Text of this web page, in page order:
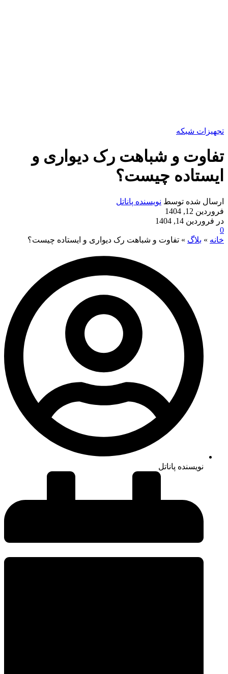
تجهیزات شبکه
تفاوت و شباهت رک دیواری و
ایستاده چیست؟
ارسال شده توسط نویسنده پاناتل
فروردین 12, 1404
در فروردین 14, 1404
0
خانه » بلاگ » تفاوت و شباهت رک دیواری و ایستاده چیست؟
نویسنده پاناتل